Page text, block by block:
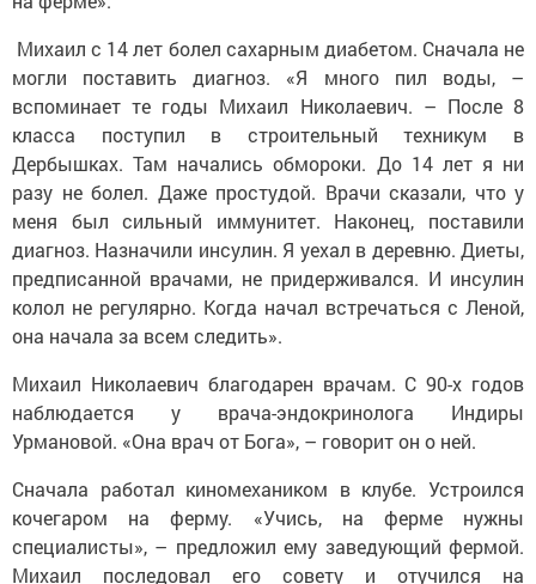
Михаил с 14 лет болел сахарным диабетом. Сначала не
могли поставить диагноз. «Я много пил воды, –
вспоминает те годы Михаил Николаевич. – После 8
класса поступил в строительный техникум в
Дербышках. Там начались обмороки. До 14 лет я ни
разу не болел. Даже простудой. Врачи сказали, что у
меня был сильный иммунитет. Наконец, поставили
диагноз. Назначили инсулин. Я уехал в деревню. Диеты,
предписанной врачами, не придерживался. И инсулин
колол не регулярно. Когда начал встречаться с Леной,
она начала за всем следить».
Михаил Николаевич благодарен врачам. С 90-х годов
наблюдается у врача-эндокринолога Индиры
Урмановой. «Она врач от Бога», – говорит он о ней.
Сначала работал киномехаником в клубе. Устроился
кочегаром на ферму. «Учись, на ферме нужны
специалисты», – предложил ему заведующий фермой.
Михаил последовал его совету и отучился на
зоотехника в Мензелинском техникуме. Окончил